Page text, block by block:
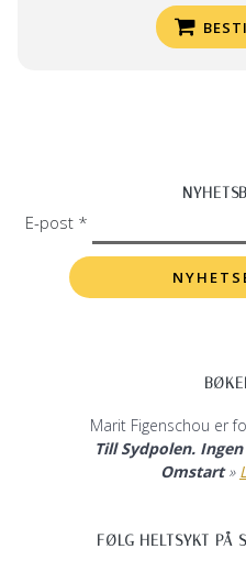
E-post *
Marit Figenschou er
Till Sydpolen.
Omstart»
FØLG HELTSYKT PÅ